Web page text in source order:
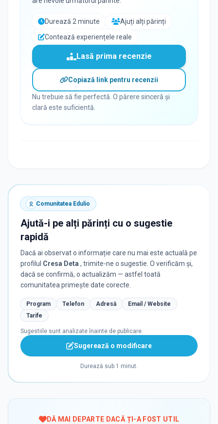
Durează 2 minute
Ajuți alți părinți
Contează experiențele reale
Lasă prima recenzie
Copiază link pentru recenzii
Nu trebuie să fie perfectă. O părere sinceră și
clară este suficientă.
Comunitatea Edulio
Ajută-i pe alți părinți cu o sugestie
rapidă
Dacă ai observat o informație care nu mai este actuală pe
profilul Cresa Deta , trimite-ne o sugestie. O verificăm și,
dacă se confirmă, o actualizăm — astfel toată
comunitatea primește date corecte.
Program Telefon Adresă
Email / Website
Tarife
Sugestiile sunt analizate înainte de publicare.
Sugerează o modificare
Durează sub 1 minut.
DĂ MAI DEPARTE DACĂ ȚI-A FOST UTIL